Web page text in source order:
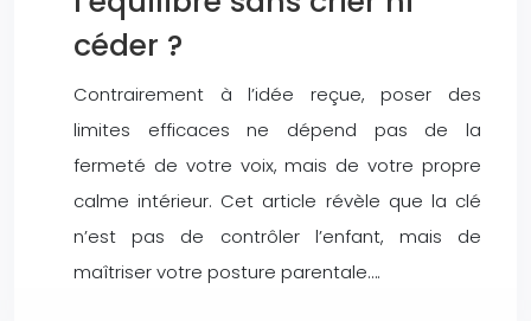
céder ?
Contrairement à l’idée reçue, poser des
limites efficaces ne dépend pas de la
fermeté de votre voix, mais de votre propre
calme intérieur. Cet article révèle que la clé
n’est pas de contrôler l’enfant, mais de
maîtriser votre posture parentale….